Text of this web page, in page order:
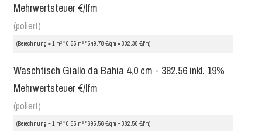
Mehrwertsteuer €/lfm
(poliert)
(Berechnung = 1 m2* 0.55 m2* 549.78 €/qm = 302.38 €/lfm)
Waschtisch Giallo da Bahia 4,0 cm - 382.56 inkl. 19%
Mehrwertsteuer €/lfm
(poliert)
(Berechnung = 1 m2* 0.55 m2* 695.56 €/qm = 382.56 €/lfm)